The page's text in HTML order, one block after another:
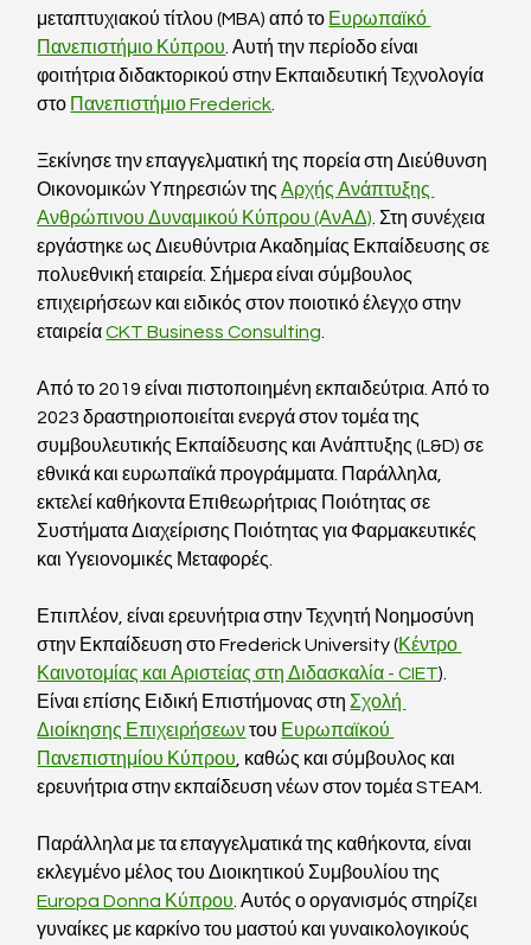
μεταπτυχιακού τίτλου (MBA) από το Ευρωπαϊκό
Πανεπιστήμιο Κύπρου . Αυτή την περίοδο είναι
φοιτήτρια διδακτορικού στην Εκπαιδευτική Τεχνολογία
στο Πανεπιστήμιο Frederick
Ξεκίνησε την επαγγελματική της πορεία στη Διεύθυνση
Οικονομικών Υπηρεσιών της Αρχής Ανάπτυξης
Ανθρώπινου Δυναμικού Κύπρου (ΑνΑΔ) . Στη συνέχεια
εργάστηκε ως Διευθύντρια Ακαδημίας Εκπαίδευσης σε
πολυεθνική εταιρεία. Σήμερα είναι σύμβουλος
επιχειρήσεων και ειδικός στον ποιοτικό έλεγχο στην
εταιρεία CKT Business Consulting
Από το 2019 είναι πιστοποιημένη εκπαιδεύτρια. Από το
2023 δραστηριοποιείται ενεργά στον τομέα της
συμβουλευτικής Εκπαίδευσης και Ανάπτυξης (L&D) σε
εθνικά και ευρωπαϊκά προγράμματα. Παράλληλα,
εκτελεί καθήκοντα Επιθεωρήτριας Ποιότητας σε
Συστήματα Διαχείρισης Ποιότητας για Φαρμακευτικές
και Υγειονομικές Μεταφορές.
Επιπλέον, είναι ερευνήτρια στην Τεχνητή Νοημοσύνη
στην Εκπαίδευση στο Frederick University (Κέντρο
Καινοτομίας και Αριστείας στη Διδασκαλία - CIET).
Είναι επίσης Ειδική Επιστήμονας στη Σχολή
Διοίκησης Επιχειρήσεων του Ευρωπαϊκού
Πανεπιστημίου Κύπρου , καθώς και σύμβουλος και
ερευνήτρια στην εκπαίδευση νέων στον τομέα STEAM.
Παράλληλα με τα επαγγελματικά της καθήκοντα, είναι
εκλεγμένο μέλος του Διοικητικού Συμβουλίου της
Europa Donna Κύπρου . Αυτός ο οργανισμός στηρίζει
γυναίκες με καρκίνο του μαστού και γυναικολογικούς